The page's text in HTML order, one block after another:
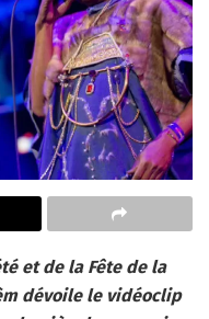
et de la Fête de la
dévoile le vidéoclip